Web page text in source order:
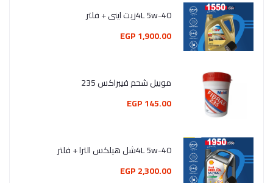
4L 5w-40زيت اينى + فلتر
1,900.00 EGP
موبيل شحم فيبراكس 235
145.00 EGP
4L 5w-40شل هيلكس الترا + فلتر
2,300.00 EGP